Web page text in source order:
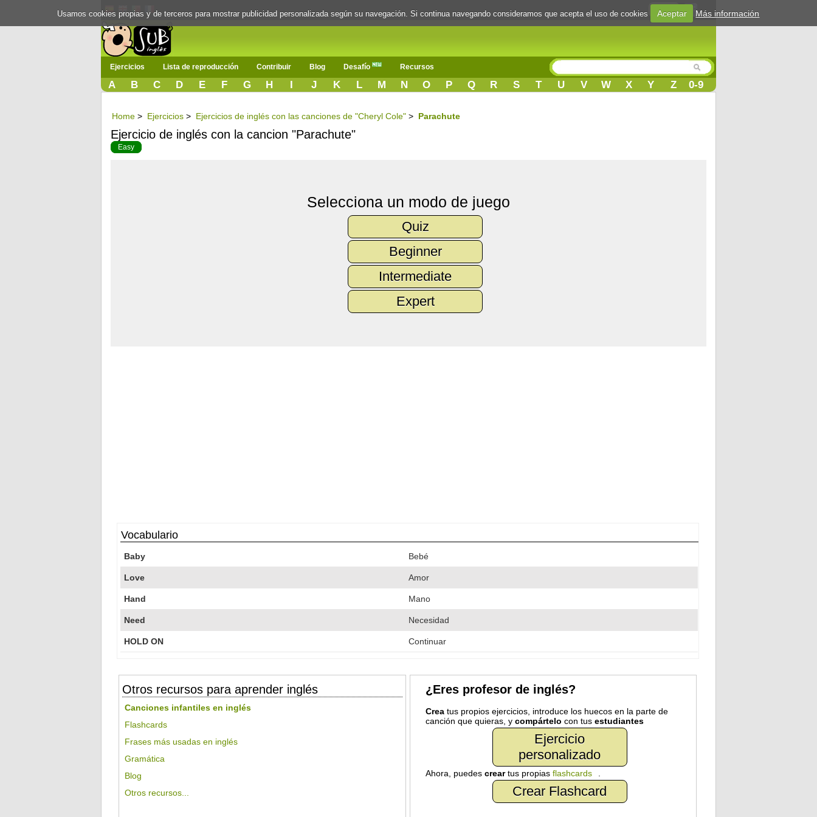
Login
Ejercicios Lista de reproducción Contribuir Blog Desafío Recursos
A B C D E F G H I J K L M N O P Q R S T U V W X Y Z 0-9
Home > Ejercicios > Ejercicios de inglés con las canciones de "Cheryl Cole" > Parachute
Ejercicio de inglés con la cancion "Parachute"
Easy
Selecciona un modo de juego
Quiz
Beginner
Intermediate
Expert
Vocabulario
Baby Bebé
Love Amor
Hand Mano
Need Necesidad
HOLD ON Continuar
Otros recursos para aprender inglés
Canciones infantiles en inglés
Flashcards
Frases más usadas en inglés
Gramática
Blog
Otros recursos...
¿Eres profesor de inglés?
Creatus propios ejercicios, introduce los huecos en la parte de
canción que quieras, y compártelo con tus estudiantes
Ejercicio
personalizado
Ahora, puedes creartus propias flashcards
Crear Flashcard
Usamos cookies propias y de terceros para mostrar publicidad personalizada según su navegación. Si continua navegando consideramos que acepta el uso de cookies Aceptar Más información